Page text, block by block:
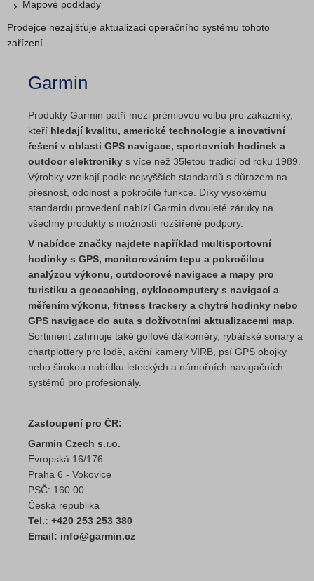
Mapové podklady
Prodejce nezajišťuje aktualizaci operačního systému tohoto
zařízení.
Garmin
Produkty Garmin patří mezi prémiovou volbu pro zákazníky,
kteří hledají kvalitu, americké technologie a inovativní
řešení v oblasti GPS navigace, sportovních hodinek a
outdoor elektroniky s více než 35letou tradicí od roku 1989.
Výrobky vznikají podle nejvyšších standardů s důrazem na
přesnost, odolnost a pokročilé funkce. Díky vysokému
standardu provedení nabízí Garmin dvouleté záruky na
všechny produkty s možností rozšířené podpory.
V nabídce značky najdete například multisportovní
hodinky s GPS, monitorováním tepu a pokročilou
analýzou výkonu, outdoorové navigace a mapy pro
turistiku a geocaching, cyklocomputery s navigací a
měřením výkonu, fitness trackery a chytré hodinky nebo
GPS navigace do auta s doživotními aktualizacemi map.
Sortiment zahrnuje také golfové dálkoměry, rybářské sonary a
chartplottery pro lodě, akční kamery VIRB, psí GPS obojky
nebo širokou nabídku leteckých a námořních navigačních
systémů pro profesionály.
Zastoupení pro ČR:
Garmin Czech s.r.o.
Evropská 16/176
Praha 6 - Vokovice
PSČ: 160 00
Česká republika
Tel.: +420 253 253 380
Email: info@garmin.cz